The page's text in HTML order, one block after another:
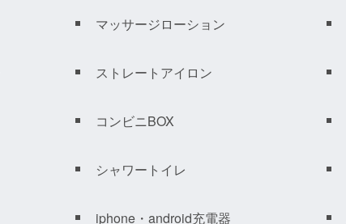
マッサージローション
ストレートアイロン
コンビニBOX
シャワートイレ
iphone・android充電器